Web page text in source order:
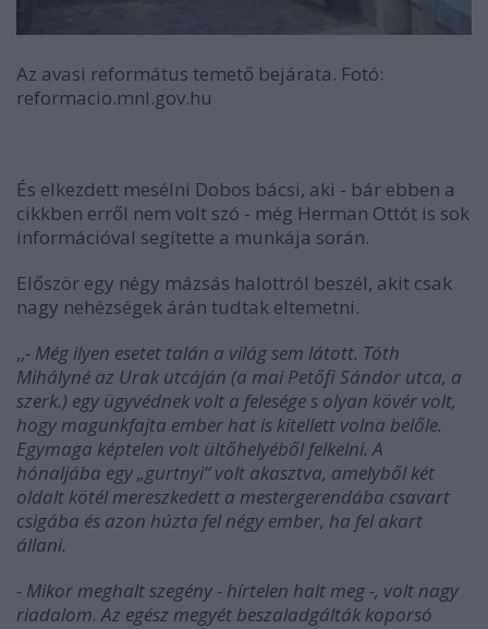
Az avasi református temető bejárata. Fotó:
reformacio.mnl.gov.hu
És elkezdett mesélni Dobos bácsi, aki - bár ebben a
cikkben erről nem volt szó - még Herman Ottót is sok
információval segítette a munkája során.
Először egy négy mázsás halottról beszél, akit csak
nagy nehézségek árán tudtak eltemetni.
,,- Még ilyen esetet talán a világ sem látott. Tóth
Mihályné az Urak utcáján (a mai Petőfi Sándor utca, a
szerk.) egy ügyvédnek volt a felesége s olyan kövér volt,
hogy magunkfajta ember hat is kitellett volna belőle.
Egymaga képtelen volt ültőhelyéből felkelni. A
hónaljába egy „gurtnyi“ volt akasztva, amelyből két
oldalt kötél mereszkedett a mestergerendába csavart
csigába és azon húzta fel négy ember, ha fel akart
állani.
- Mikor meghalt szegény - hírtelen halt meg -, volt nagy
riadalom. Az egész megyét beszaladgálták koporsó